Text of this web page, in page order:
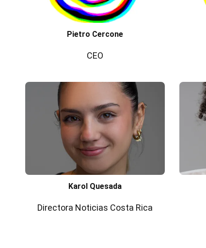
Pietro Cercone
CEO
Karol Quesada
Directora Noticias Costa Rica